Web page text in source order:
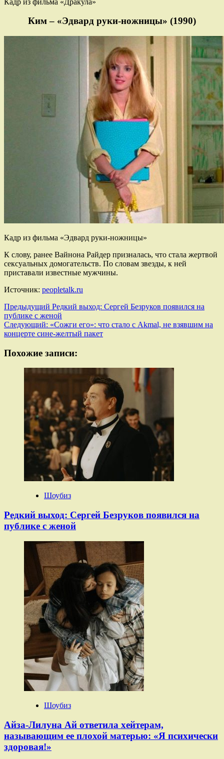
Ким – «Эдвард руки-ножницы» (1990)
Кадр из фильма «Эдвард руки-ножницы»
К слову, ранее Вайнона Райдер призналась, что стала жертвой
сексуальных домогательств. По словам звезды, к ней
приставали известные мужчины.
Источник: peopletalk.ru
Навигация
записи
Предыдущий Редкий выход: Сергей Безруков появился на
публике с женой
Следующий: «Сожги его»: что стало с Akmal, не взявшим на
концерте сине-желтый пакет
Похожие записи:
Шоубиз
Редкий выход: Сергей Безруков появился на
публике с женой
Шоубиз
Айза-Лилуна Ай ответила хейтерам,
называющим ее плохой матерью: «Я психически
здоровая!»